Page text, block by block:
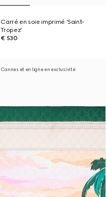
Carré en soie imprimé 'Saint-
Tropez'
€ 530
Cannes et en ligne en exclusivité